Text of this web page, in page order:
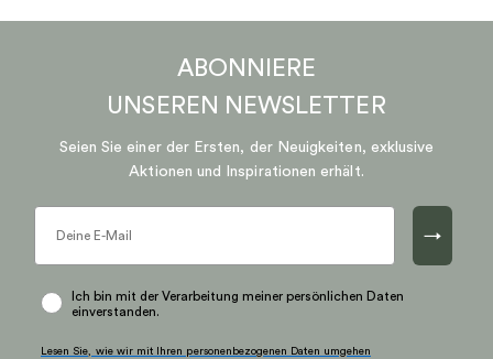
ABONNIERE
UNSEREN NEWSLETTER
Seien Sie einer der Ersten, der Neuigkeiten, exklusive
Aktionen und Inspirationen erhält.
→
Ich bin mit der Verarbeitung meiner persönlichen Daten
einverstanden.
Lesen Sie, wie wir mit Ihren personenbezogenen Daten umgehen